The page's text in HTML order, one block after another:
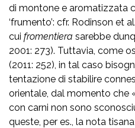
di montone e aromatizzata
‘frumento’: cfr. Rodinson et
cui fromentiera sarebbe
2001: 273). Tuttavia, come
(2011: 252), in tal caso
tentazione di stabilire
orientale, dal momento che
con carni non sono
queste, per es., la nota